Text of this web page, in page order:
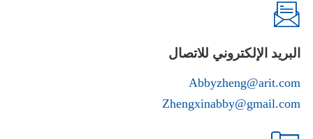

البريد الإلكتروني للاتصال
Abbyzheng@arit.com
Zhengxinabby@gmail.com